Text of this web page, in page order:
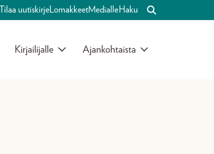
Tilaa uutiskirjeLomakkeetMedialleHaku
Kirjailijalle Ajankohtaista